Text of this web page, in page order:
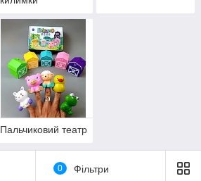
Пальчиковий театр
0 Фільтри